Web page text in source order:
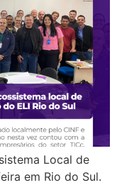
Local de
em Rio do Sul.